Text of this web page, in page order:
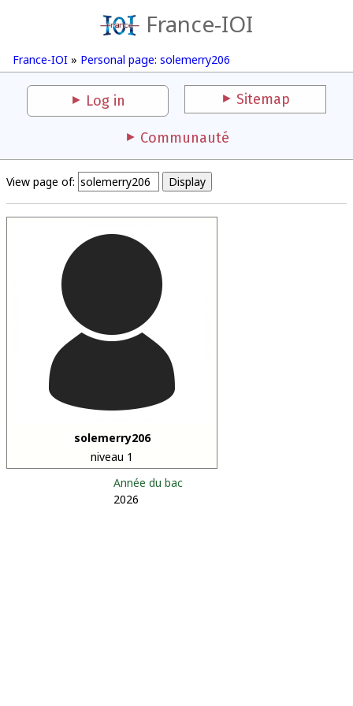
France-IOI
France-IOI » Personal page: solemerry206
Log in Sitemap
Communauté
View page of:
solemerry206
niveau 1
Année du bac
2026